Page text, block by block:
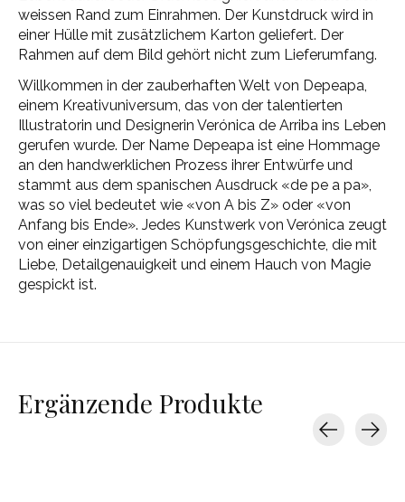
weissen Rand zum Einrahmen. Der Kunstdruck wird in
einer Hülle mit zusätzlichem Karton geliefert. Der
Rahmen auf dem Bild gehört nicht zum Lieferumfang.
Willkommen in der zauberhaften Welt von Depeapa,
einem Kreativuniversum, das von der talentierten
Illustratorin und Designerin Verónica de Arriba ins Leben
gerufen wurde. Der Name Depeapa ist eine Hommage
an den handwerklichen Prozess ihrer Entwürfe und
stammt aus dem spanischen Ausdruck «de pe a pa»,
was so viel bedeutet wie «von A bis Z» oder «von
Anfang bis Ende». Jedes Kunstwerk von Verónica zeugt
von einer einzigartigen Schöpfungsgeschichte, die mit
Liebe, Detailgenauigkeit und einem Hauch von Magie
gespickt ist.
Ergänzende Produkte